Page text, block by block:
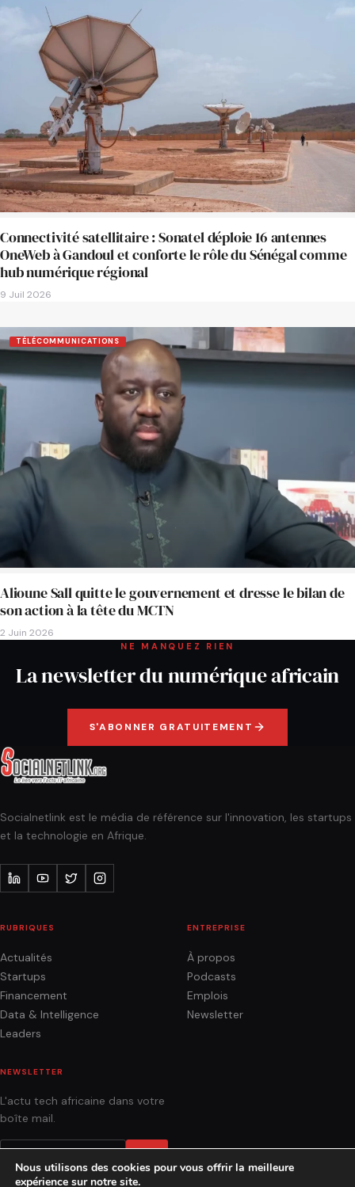
Connectivité satellitaire : Sonatel déploie 16 antennes
OneWeb à Gandoul et conforte le rôle du Sénégal comme
hub numérique régional
9 Juil 2026
TÉLÉCOMMUNICATIONS
Alioune Sall quitte le gouvernement et dresse le bilan de
son action à la tête du MCTN
2 Juin 2026
NE MANQUEZ RIEN
La newsletter du numérique africain
S'ABONNER GRATUITEMENT
Socialnetlink est le média de référence sur l'innovation, les startups
et la technologie en Afrique.
RUBRIQUES
Actualités
Startups
Financement
Data & Intelligence
Leaders
ENTREPRISE
À propos
Podcasts
Emplois
Newsletter
NEWSLETTER
L'actu tech africaine dans votre
boîte mail.
Nous utilisons des cookies pour vous offrir la meilleure
expérience sur notre site.